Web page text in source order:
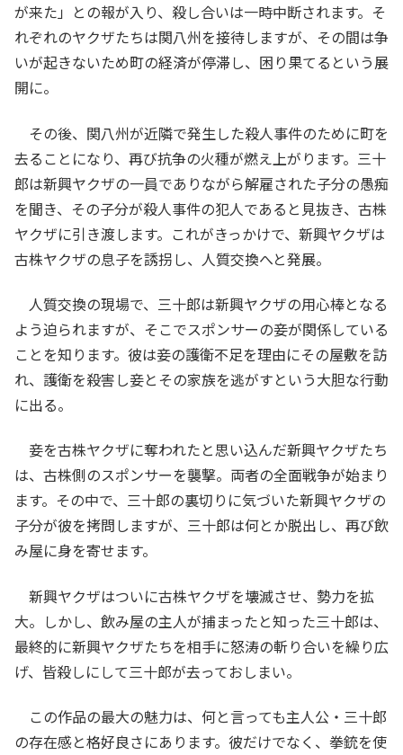
が来た」との報が入り、殺し合いは一時中断されます。そ
れぞれのヤクザたちは関八州を接待しますが、その間は争
いが起きないため町の経済が停滞し、困り果てるという展
開に。
その後、関八州が近隣で発生した殺人事件のために町を
去ることになり、再び抗争の火種が燃え上がります。三十
郎は新興ヤクザの一員でありながら解雇された子分の愚痴
を聞き、その子分が殺人事件の犯人であると見抜き、古株
ヤクザに引き渡します。これがきっかけで、新興ヤクザは
古株ヤクザの息子を誘拐し、人質交換へと発展。
人質交換の現場で、三十郎は新興ヤクザの用心棒となる
よう迫られますが、そこでスポンサーの妾が関係している
ことを知ります。彼は妾の護衛不足を理由にその屋敷を訪
れ、護衛を殺害し妾とその家族を逃がすという大胆な行動
に出る。
妾を古株ヤクザに奪われたと思い込んだ新興ヤクザたち
は、古株側のスポンサーを襲撃。両者の全面戦争が始まり
ます。その中で、三十郎の裏切りに気づいた新興ヤクザの
子分が彼を拷問しますが、三十郎は何とか脱出し、再び飲
み屋に身を寄せます。
新興ヤクザはついに古株ヤクザを壊滅させ、勢力を拡
大。しかし、飲み屋の主人が捕まったと知った三十郎は、
最終的に新興ヤクザたちを相手に怒涛の斬り合いを繰り広
げ、皆殺しにして三十郎が去っておしまい。
この作品の最大の魅力は、何と言っても主人公・三十郎
の存在感と格好良さにあります。彼だけでなく、拳銃を使